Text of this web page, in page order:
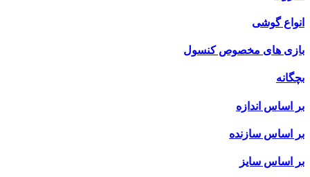
انواع گوشی
بازی های مخصوص کنسول
بچگانه
بر اساس اندازه
بر اساس سازنده
بر اساس سایز